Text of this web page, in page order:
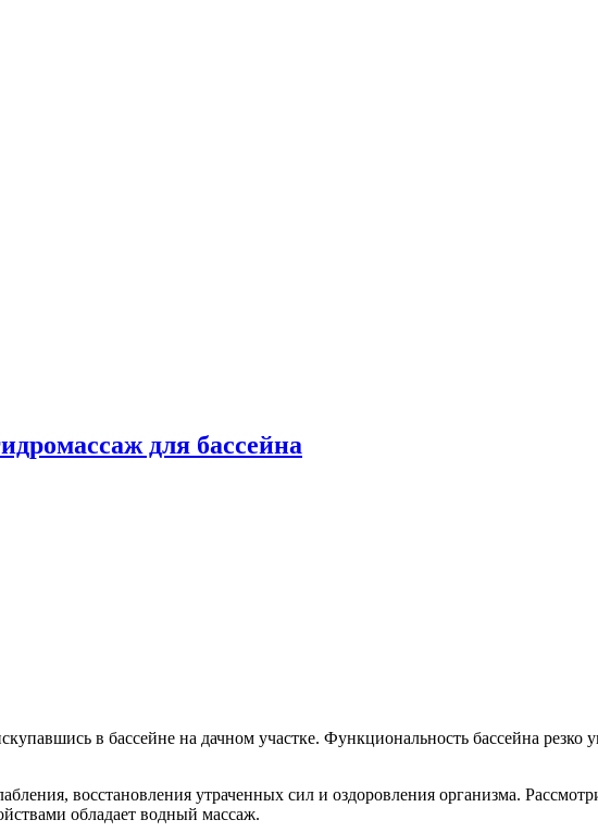
для бассейна
в бассейне на дачном участке. Функциональность бассейна резко
восстановления утраченных сил и оздоровления организма.
обладает водный массаж.